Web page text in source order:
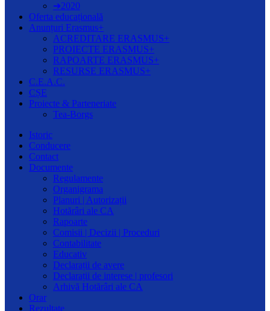
➔2020
Oferta educațională
Anunțuri Erasmus+
ACREDITARE ERASMUS+
PROIECTE ERASMUS+
RAPOARTE ERASMUS+
RESURSE ERASMUS+
C.E.A.C.
CȘE
Proiecte & Parteneriate
Tea-Borgs
Istoric
Conducere
Contact
Documente
Regulamente
Organigrama
Planuri | Autorizații
Hotărâri ale CA
Rapoarte
Comisii | Decizii | Proceduri
Contabilitate
Educativ
Declarații de avere
Declarații de interese | profesori
Arhivă Hotărâri ale CA
Orar
Rezultate